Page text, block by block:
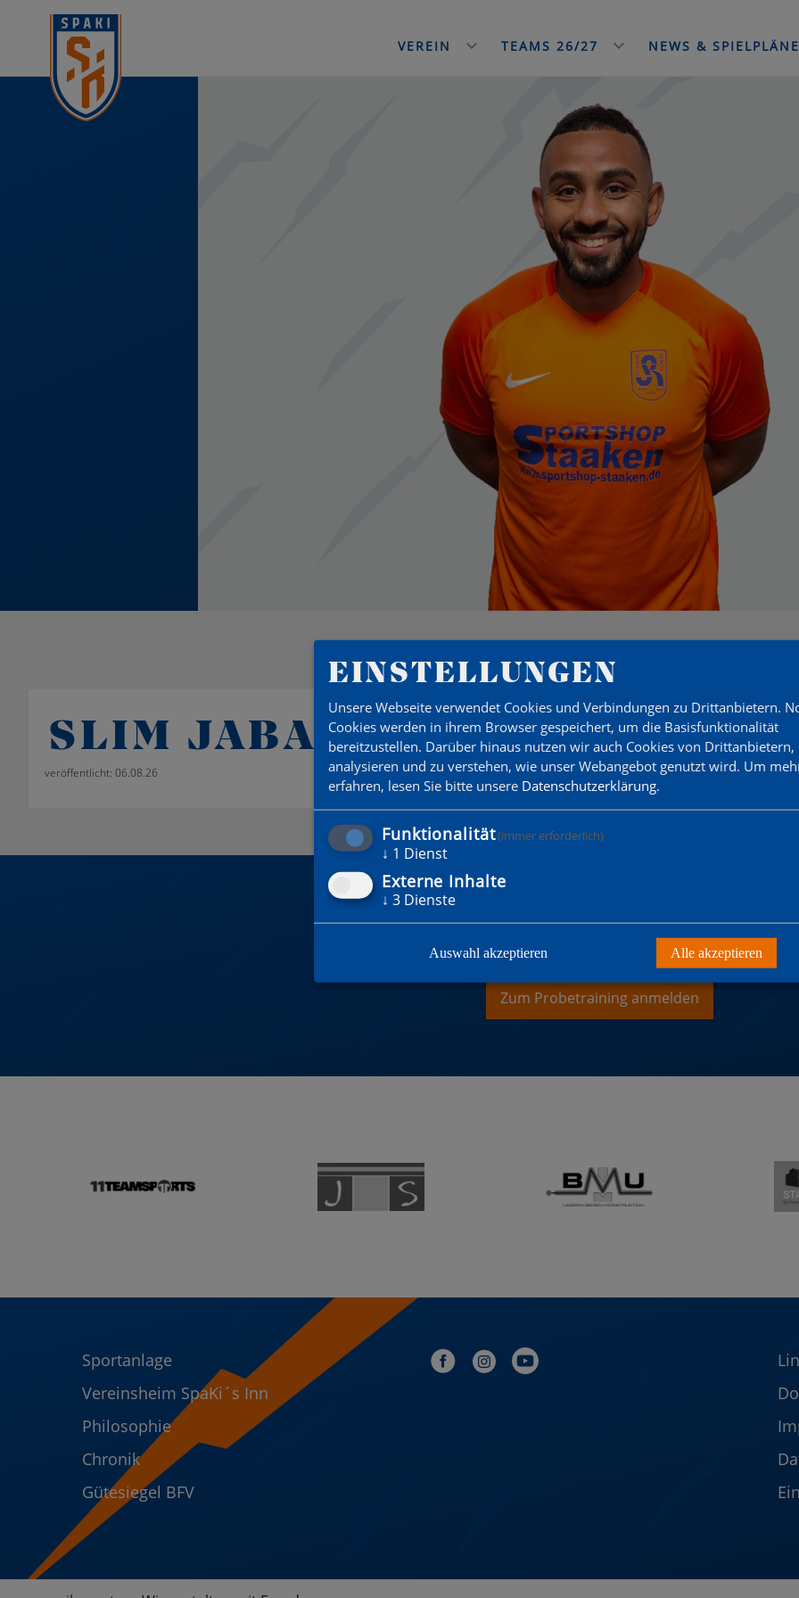
VEREIN TEAMS 26/27 NEWS &
SLIM JABALLAH
veröffentlicht: 06.08.26
DU WILLST MITGLIED
Zum Probetraining anmelden
Sportanlage
Vereinsheim SpaKi´s Inn
Philosophie
Chronik
Gütesiegel BFV
EINSTELLUNGEN
Unsere Webseite verwendet Cookies und Verbindungen zu Drittanbietern.
Cookies werden in ihrem Browser gespeichert, um die Basisfunktionalität
bereitzustellen. Darüber hinaus nutzen wir auch Cookies von Drittanbietern,
analysieren und zu verstehen, wie unser Webangebot genutzt wird. Um
erfahren, lesen Sie bitte unsere Datenschutzerklärung.
Funktionalität(immer erforderlich)
↓ 1 Dienst
Externe Inhalte
↓ 3 Dienste
Auswahl akzeptieren Alle akzeptieren